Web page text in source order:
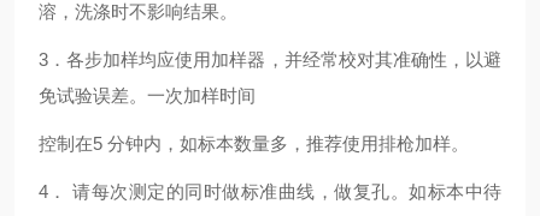
溶，洗涤时不影响结果。
3．各步加样均应使用加样器，并经常校对其准确性，以避
免试验误差。一次加样时间
控制在5 分钟内，如标本数量多，推荐使用排枪加样。
4． 请每次测定的同时做标准曲线，做复孔。如标本中待